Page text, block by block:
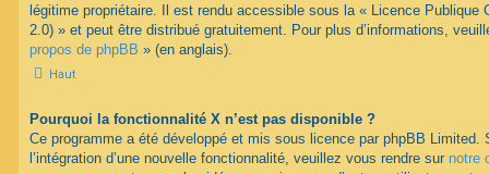
légitime propriétaire. Il est rendu accessible sous la « Licence Publique
2.0) » et peut être distribué gratuitement. Pour plus d’informations,
propos de phpBB » (en anglais).
Haut
Pourquoi la fonctionnalité X n’est pas disponible ?
Ce programme a été développé et mis sous licence par phpBB Limited.
l’intégration d’une nouvelle fonctionnalité, veuillez vous rendre sur notre